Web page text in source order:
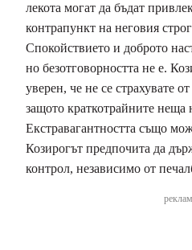
лекота могат да бъдат
контрапункт на неговия
Спокойствието и доброто
но безотговорността не е.
уверен, че не се страхувате
защото краткотрайните неща
Екстравагантността също
Козирогът предпочита да
контрол, независимо от